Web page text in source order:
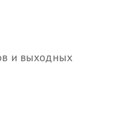
и выходных